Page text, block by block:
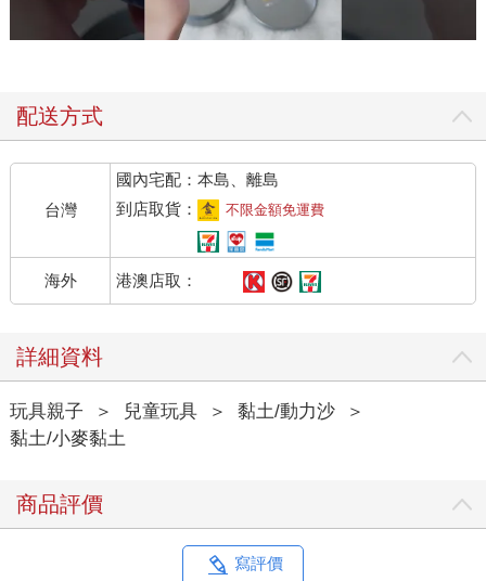
配送方式
台灣
國內宅配：本島、離島
到店取貨：
不限金額免運費
海外 港澳店取：
詳細資料
玩具親子 ＞ 兒童玩具 ＞ 黏土/動力沙
＞
黏土/小麥黏土
商品評價
寫評價